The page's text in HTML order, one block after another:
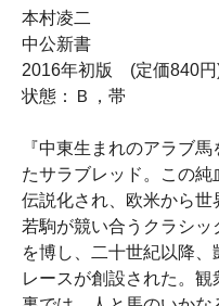
本村凌二
中公新書
2016年初版 (定価840円
状態：Ｂ，帯
『中東生まれのアラブ
たサラブレッド。この
伝説化され、欧米から
若駒が競い合うクラシ
を博し、二十世紀以降
レースが創設された。